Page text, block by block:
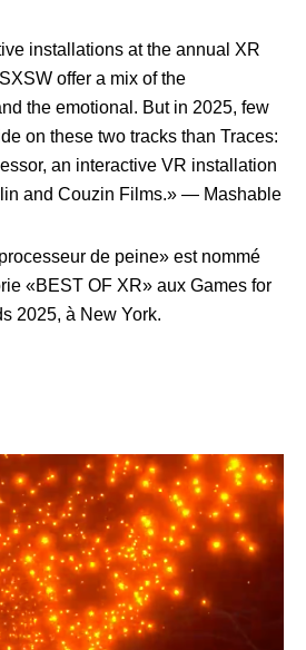
installations at the annual XR
offer a mix of the
the emotional. But in 2025, few
on these two tracks than Traces:
an interactive VR installation
and Couzin Films.» — Mashable
de peine» est nommé
«BEST OF XR» aux Games for
2025, à New York.